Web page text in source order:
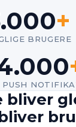
+
BRUGERE
PUSH
bliver